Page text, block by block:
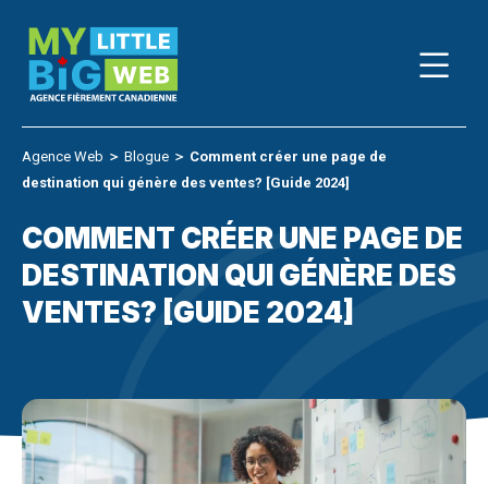
content
Agence Web ＞ Blogue ＞ Comment créer une page de
destination qui génère des ventes? [Guide 2024]
COMMENT CRÉER UNE PAGE DE
DESTINATION QUI GÉNÈRE DES
VENTES? [GUIDE 2024]